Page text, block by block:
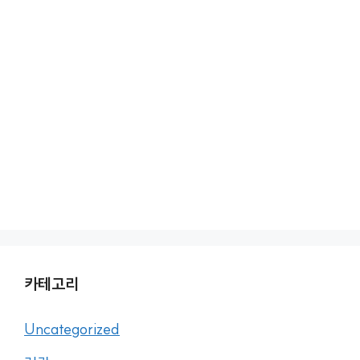
카테고리
Uncategorized